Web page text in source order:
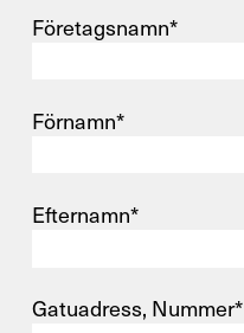
Företagsnamn*
Förnamn*
Efternamn*
Gatuadress, Nummer*